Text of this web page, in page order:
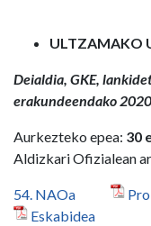
ULTZAMAKO
Deialdia, GKE,
erakundeendako
Aurkezteko epea: 30
Aldizkari Ofizialean
54. NAOa
Eskabidea